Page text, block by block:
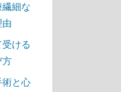
細な
ける
方
と心